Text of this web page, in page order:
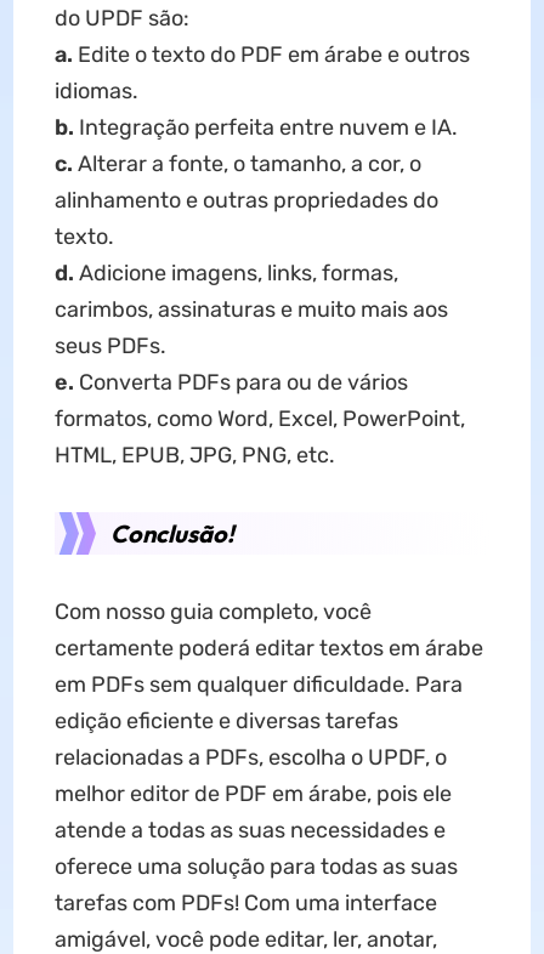
do UPDF são:
a. Edite o texto do PDF em árabe e outros
idiomas.
b. Integração perfeita entre nuvem e IA.
c. Alterar a fonte, o tamanho, a cor, o
alinhamento e outras propriedades do
texto.
d. Adicione imagens, links, formas,
carimbos, assinaturas e muito mais aos
seus PDFs.
e. Converta PDFs para ou de vários
formatos, como Word, Excel, PowerPoint,
HTML, EPUB, JPG, PNG, etc.
Conclusão!
Com nosso guia completo, você
certamente poderá editar textos em árabe
em PDFs sem qualquer dificuldade. Para
edição eficiente e diversas tarefas
relacionadas a PDFs, escolha o UPDF, o
melhor editor de PDF em árabe, pois ele
atende a todas as suas necessidades e
oferece uma solução para todas as suas
tarefas com PDFs! Com uma interface
amigável, você pode editar, ler, anotar,